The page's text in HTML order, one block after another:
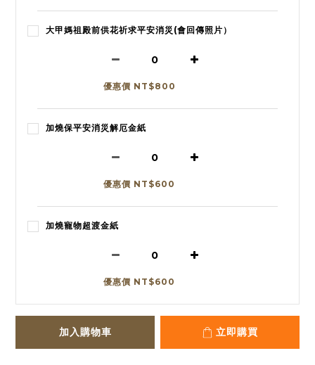
大甲媽祖殿前供花祈求平安消災(會回傳照片）
優惠價 NT$800
加燒保平安消災解厄金紙
優惠價 NT$600
加燒寵物超渡金紙
優惠價 NT$600
加入購物車 立即購買